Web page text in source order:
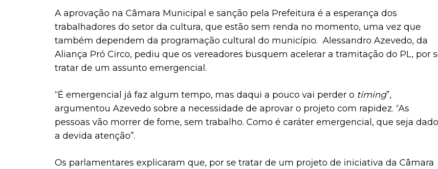
A aprovação na Câmara Municipal e sanção pela Prefeitura é a esperança dos
trabalhadores do setor da cultura, que estão sem renda no momento, uma vez que
também dependem da programação cultural do município. Alessandro Azevedo, da
Aliança Pró Circo, pediu que os vereadores busquem acelerar a tramitação do PL, por
tratar de um assunto emergencial.
“É emergencial já faz algum tempo, mas daqui a pouco vai perder o timing”,
argumentou Azevedo sobre a necessidade de aprovar o projeto com rapidez. “As
pessoas vão morrer de fome, sem trabalho. Como é caráter emergencial, que seja dado
a devida atenção”.
Os parlamentares explicaram que, por se tratar de um projeto de iniciativa da Câmara